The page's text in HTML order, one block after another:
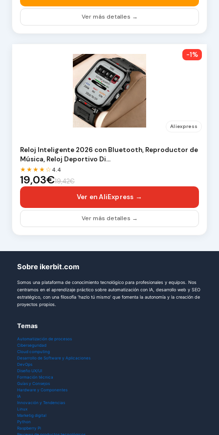
Ver más detalles →
-1%
Aliexpress
Reloj Inteligente 2026 con Bluetooth, Reproductor de
Música, Reloj Deportivo Di…
★★★★☆ 4.4
19,03€19,42€
Ver en AliExpress →
Ver más detalles →
Sobre ikerbit.com
Somos una plataforma de conocimiento tecnológico para profesionales y equipos. Nos
centramos en el aprendizaje práctico sobre automatización con IA, desarrollo web y SEO
estratégico, con una filosofía 'hazlo tú mismo' que fomenta la autonomía y la creación de
proyectos propios.
Temas
Automatización de procesos
Ciberseguridad
Cloud computing
Desarrollo de Software y Aplicaciones
DevOps
Diseño UX/UI
Formación técnica
Guías y Consejos
Hardware y Componentes
IA
Innovación y Tendencias
Linux
Marketig digital
Python
Raspberry Pi